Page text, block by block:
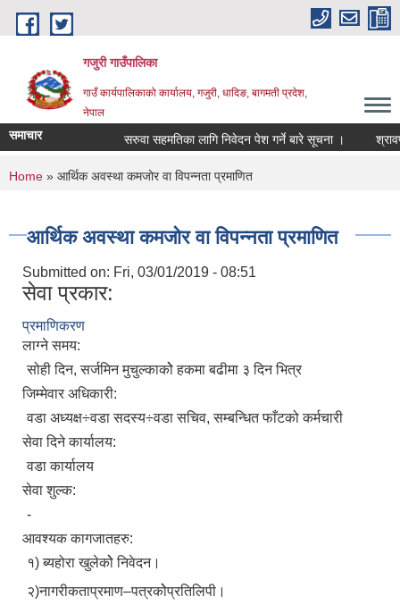
Skip to main content
गजुरी गाउँपालिका
गाउँ कार्यपालिकाको कार्यालय, गजुरी, धादिङ, बागमती प्रदेश,
नेपाल
समाचार सरुवा सहमतिका लागि निवेदन पेश गर्ने बारे सूचना । श्रावण
You are here
Home » आर्थिक अवस्था कमजोर वा विपन्नता प्रमाणित
आर्थिक अवस्था कमजोर वा विपन्नता प्रमाणित
Submitted on: Fri, 03/01/2019 - 08:51
सेवा प्रकार:
प्रमाणिकरण
लाग्ने समय:
सोही दिन, सर्जमिन मुचुल्काकोे हकमा बढीमा ३ दिन भित्र
जिम्मेवार अधिकारी:
वडा अध्यक्ष÷वडा सदस्य÷वडा सचिव, सम्बन्धित फाँटको कर्मचारी
सेवा दिने कार्यालय:
वडा कार्यालय
सेवा शुल्क:
-
आवश्यक कागजातहरु:
१) ब्यहोरा खुलेकोे निवेदन।
२)नागरीकताप्रमाण–पत्रकोेप्रतिलिपी।